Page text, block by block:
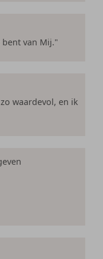
van Mij."
waardevol, en ik